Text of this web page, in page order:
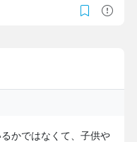
かではなくて、子供や